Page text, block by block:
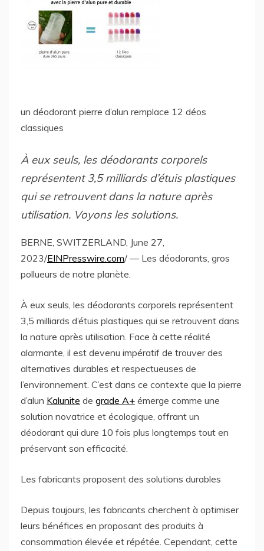
un déodorant pierre d’alun remplace 12 déos
classiques
À eux seuls, les déodorants corporels
représentent 3,5 milliards d’étuis plastiques
qui se retrouvent dans la nature après
utilisation. Voyons les solutions.
BERNE, SWITZERLAND, June 27,
2023/EINPresswire.com/ — Les déodorants, gros
pollueurs de notre planète.
À eux seuls, les déodorants corporels représentent
3,5 milliards d’étuis plastiques qui se retrouvent dans
la nature après utilisation. Face à cette réalité
alarmante, il est devenu impératif de trouver des
alternatives durables et respectueuses de
l’environnement. C’est dans ce contexte que la pierre
d’alun Kalunite de grade A+ émerge comme une
solution novatrice et écologique, offrant un
déodorant qui dure 10 fois plus longtemps tout en
préservant son efficacité.
Les fabricants proposent des solutions durables
Depuis toujours, les fabricants cherchent à optimiser
leurs bénéfices en proposant des produits à
consommation élevée et répétée. Cependant, cette